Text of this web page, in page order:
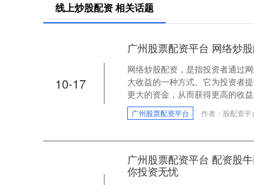
线上炒股配资 相关话题
10-17
广州股票配资平台 网络炒
网络炒股配资，是指投资者通过
大收益的一种方式。它为投资者
更大的资金，从而获得更高的收
广州股票配资平台 作者：股配资平
广州股票配资平台 配资股
你投资无忧